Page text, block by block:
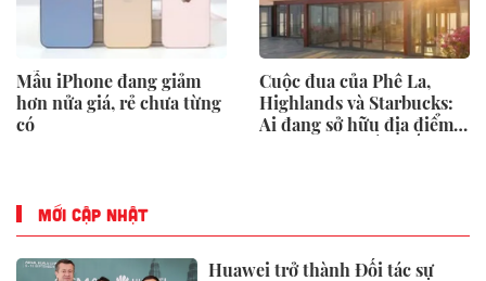
Mẫu iPhone đang giảm
hơn nửa giá, rẻ chưa từng
có
Cuộc đua của Phê La,
Highlands và Starbucks:
Ai đang sở hữu địa điểm
MỚI CẬP NHẬT
Huawei trở thành Đối tác sự